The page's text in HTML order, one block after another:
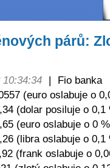
párů:
10:34:34 |
Fio banka
(euro oslabuje o
(dolar posiluje o 0,1
(euro oslabuje o 0
(libra oslabuje o 0,1
(frank oslabuje o